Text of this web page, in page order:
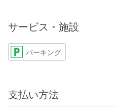
サービス・施設
パーキング
支払い方法